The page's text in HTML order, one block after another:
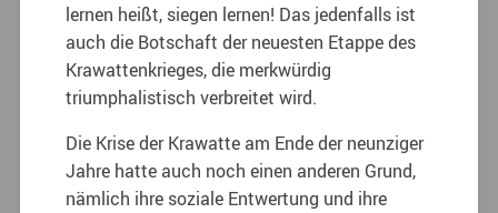
lernen heißt, siegen lernen! Das jedenfalls ist
auch die Botschaft der neuesten Etappe des
Krawattenkrieges, die merkwürdig
triumphalistisch verbreitet wird.
Die Krise der Krawatte am Ende der neunziger
Jahre hatte auch noch einen anderen Grund,
nämlich ihre soziale Entwertung und ihre